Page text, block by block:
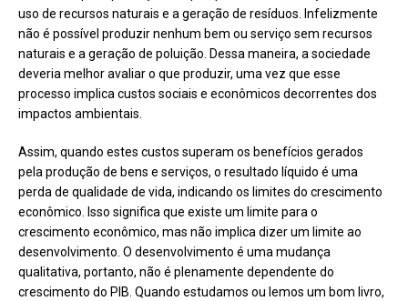
uso de recursos naturais e a geração de resíduos. Infelizmente
não é possível produzir nenhum bem ou serviço sem recursos
naturais e a geração de poluição. Dessa maneira, a sociedade
deveria melhor avaliar o que produzir, uma vez que esse
processo implica custos sociais e econômicos decorrentes dos
impactos ambientais.
Assim, quando estes custos superam os benefícios gerados
pela produção de bens e serviços, o resultado líquido é uma
perda de qualidade de vida, indicando os limites do crescimento
econômico. Isso significa que existe um limite para o
crescimento econômico, mas não implica dizer um limite ao
desenvolvimento. O desenvolvimento é uma mudança
qualitativa, portanto, não é plenamente dependente do
crescimento do PIB. Quando estudamos ou lemos um bom livro,